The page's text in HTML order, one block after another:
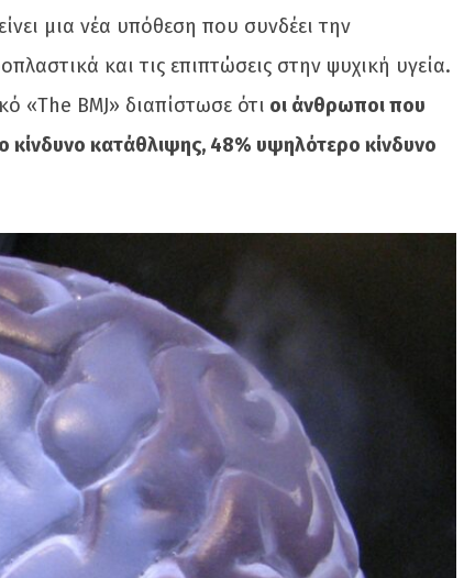
μια νέα υπόθεση που συνδέει την
και τις επιπτώσεις στην ψυχική υγεία.
«The BMJ» διαπίστωσε ότι οι άνθρωποι που
κατάθλιψης, 48% υψηλότερο κίνδυνο